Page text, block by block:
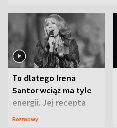
To dlatego Irena
Santor wciąż ma tyle
energii. Jej recepta
jest zaskakująco
Rozmowy